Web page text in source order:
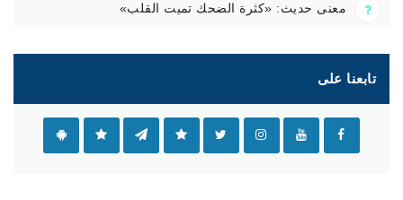
معنى حديث: «كثرة الضحك تميت القلب»
تابعنا على